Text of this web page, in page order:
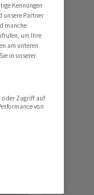
Kennungen
unsere Partner
manche
um Ihre
am unteren
in unserer
oder Zugriff auf
von